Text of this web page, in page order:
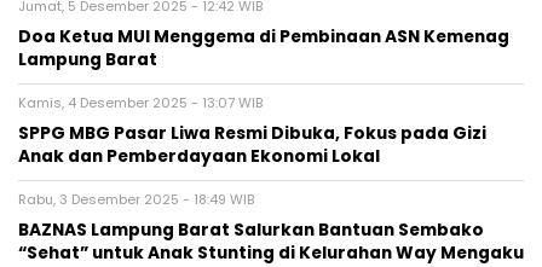
Jumat, 5 Desember 2025 - 12:42 WIB
Doa Ketua MUI Menggema di Pembinaan ASN Kemenag
Lampung Barat
Kamis, 4 Desember 2025 - 13:07 WIB
SPPG MBG Pasar Liwa Resmi Dibuka, Fokus pada Gizi
Anak dan Pemberdayaan Ekonomi Lokal
Rabu, 3 Desember 2025 - 18:49 WIB
BAZNAS Lampung Barat Salurkan Bantuan Sembako
“Sehat” untuk Anak Stunting di Kelurahan Way Mengaku